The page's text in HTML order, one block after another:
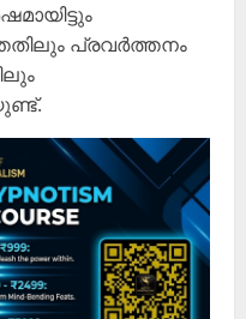
പ്രവർത്തനം